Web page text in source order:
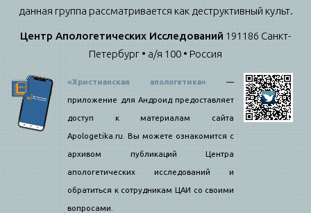
данная группа рассматривается как деструктивный культ.
Центр Апологетических Исследований 191186 Санкт-
Петербург • а/я 100 • Россия
«Христианская апологетика»—
приложение для Андроид предоставляет
доступ к материалам сайта
Apologetika.ru. Вы можете ознакомится с
архивом публикаций Центра
апологетических исследований и
обратиться к сотрудникам ЦАИ со своими
вопросами.